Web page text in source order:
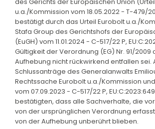
u.a./Kommission vom 18.05.2022 - T-479/
bestätigt durch das Urteil Eurobolt u.a./
Stafa Group des Gerichtshofs der
(EuGH) vom 11.01.2024 - C-517/22 P,
Gültigkeit der Verordnung (EG) Nr. 91/2009
Aufhebung nicht rückwirkend entfallen sei.
Schlussanträge des Generalanwalts
Rechtssache Eurobolt u.a./Kommission
vom 07.09.2023 - C-517/22 P,
bestätigten, dass alle Sachverhalte, die
von der ursprünglichen Verordnung
von der Aufhebung unberührt blieben.